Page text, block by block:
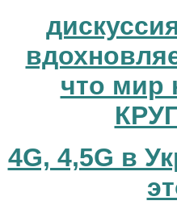
что мир
4G, 4,5G в